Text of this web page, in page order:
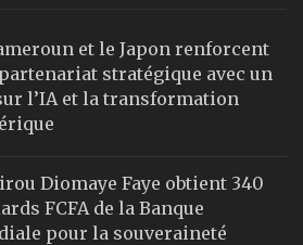
et le Japon renforcent
stratégique avec un
l’IA et la transformation
Diomaye Faye obtient 340
FCFA de la Banque
pour la souveraineté